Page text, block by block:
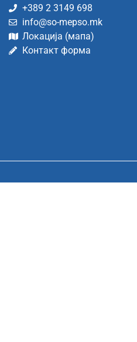
+389 2 3149 698
info@so-mepso.mk
Локација (мапа)
Контакт форма